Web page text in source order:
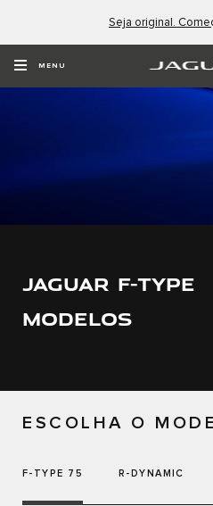
Seja original.
MENU
JAGUAR F-TYPE
MODELOS
ESCOLHA O
F-TYPE 75 R-DYNAMIC